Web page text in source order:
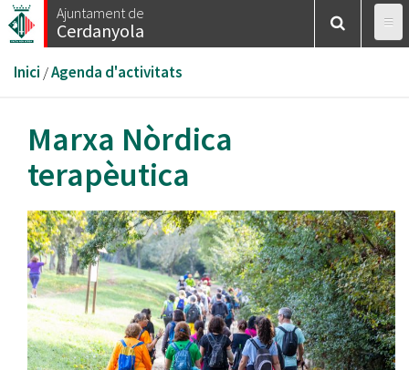
Vés
al
Ajuntament de
Cerdanyola
Esteu
aquí
Inici /Agenda d'activitats
Marxa Nòrdica
terapèutica